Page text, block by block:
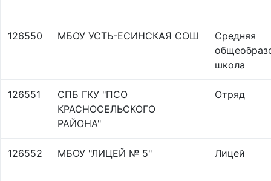
126550 МБОУ УСТЬ-ЕСИНСКАЯ СОШ
Средняя
школа
126551
СПБ ГКУ "ПСО
КРАСНОСЕЛЬСКОГО
РАЙОНА"
Отряд
126552 МБОУ "ЛИЦЕЙ № 5" Лицей